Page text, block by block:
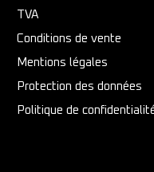
TVA
Conditions de vente
Mentions légales
Protection des données
Politique de